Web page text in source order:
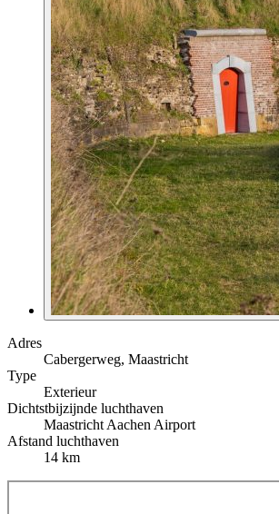
Adres
Cabergerweg, Maastricht
Type
Exterieur
Dichtstbijzijnde luchthaven
Maastricht Aachen Airport
Afstand luchthaven
14 km